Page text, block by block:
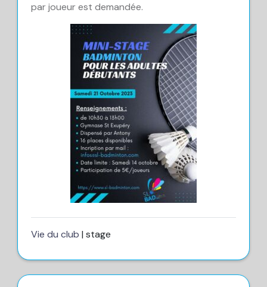
par joueur est demandée.
Vie du club | stage